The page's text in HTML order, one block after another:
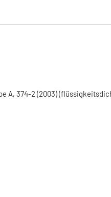
A, 374-2 (2003)